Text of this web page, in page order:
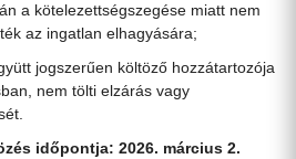
a kötelezettségszegése miatt nem
az ingatlan elhagyására;
jogszerűen költöző hozzátartozója
nem tölti elzárás vagy
időpontja: 2026. március 2.